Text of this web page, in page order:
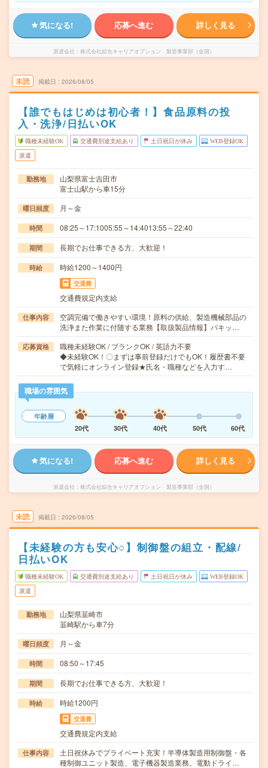
気になる! 応募へ進む 詳しく見る
派遣会社 株式会社綜合キャリアオプション 製造事業部（全国）
未読 掲載日 2026/08/05
【誰でもはじめは初心者！】食品原料の投
入・洗浄/日払いOK
職種未経験OK 交通費別途支給あり 土日祝日が休み WEB登録OK
派遣
勤務地
山梨県富士吉田市
富士山駅から車15分
曜日頻度 月～金
時間 08:25～17:1005:55～14:4013:55～22:40
期間 長期でお仕事できる方、大歓迎！
時給 時給1200～1400円
交通費
交通費規定内支給
仕事内容
空調完備で働きやすい環境！原料の供給、製造機械部品の
洗浄また作業に付随する業務【取扱製品情報】パキッ…
応募資格
職種未経験OK / ブランクOK / 英語力不要
◆未経験OK！〇まずは事前登録だけでもOK！履歴書不要
で気軽にオンライン登録★氏名・職種などを入力す…
職場の雰囲気
年齢層
20代
30代 40代 50代 60代
気になる! 応募へ進む 詳しく見る
派遣会社 株式会社綜合キャリアオプション 製造事業部（全国）
未読 掲載日 2026/08/05
【未経験の方も安心○】制御盤の組立・配線/
日払いOK
職種未経験OK 交通費別途支給あり 土日祝日が休み WEB登録OK
派遣
勤務地
山梨県韮崎市
韮崎駅から車7分
曜日頻度 月～金
時間 08:50～17:45
期間 長期でお仕事できる方、大歓迎！
時給 時給1200円
交通費
交通費規定内支給
仕事内容
土日祝休みでプライベート充実！半導体製造用制御盤・各
種制御ユニット製造、電子機器製造業務。電動ドライ…